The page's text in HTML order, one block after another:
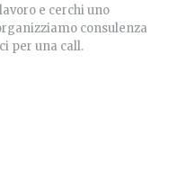
e cerchi uno
consulenza
per una call.